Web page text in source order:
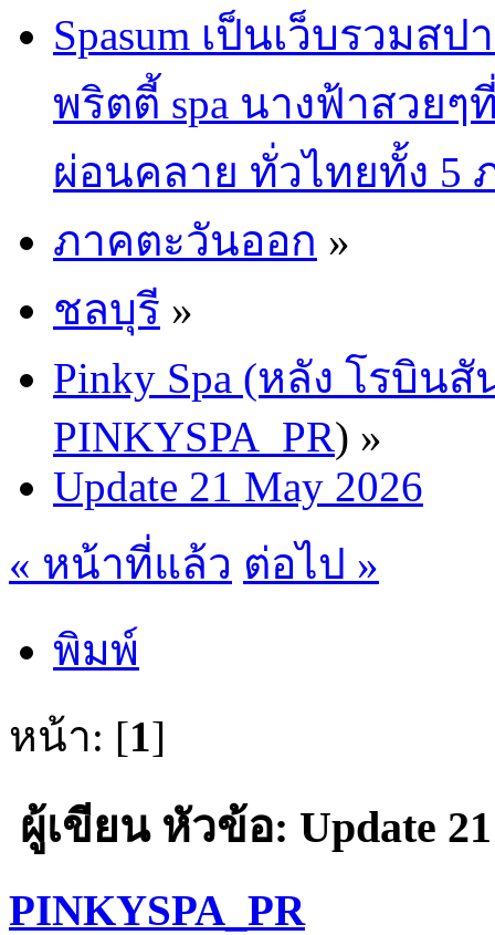
Spasum เป็นเว็บรวม
พริตตี้ spa นางฟ้าสวย
ผ่อนคลาย ทั่วไทยทั้ง 5
ภาคตะวันออก »
ชลบุรี »
Pinky Spa (หลัง โรบิน
PINKYSPA_PR) »
Update 21 May 2026
« หน้าที่แล้ว ต่อไป »
พิมพ์
หน้า: [1]
ผู้เขียนหัวข้อ: Update
PINKYSPA_PR